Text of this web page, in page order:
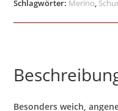
Schlagwörter: Merino,
Besonders weich,